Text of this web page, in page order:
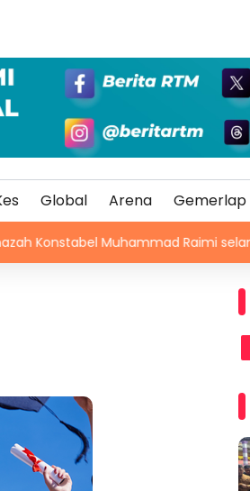
Global Arena Gemerlap
Raimi selamat dikebumikan